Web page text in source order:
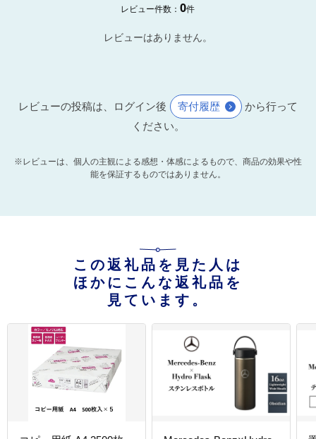
レビュー件数：0件
レビューはありません。
レビューの投稿は、ログイン後 寄付履歴
から行って
ください。
※レビューは、個人の主観による感想・体感によるもので、商品の効果や性
能を保証するものではありません。
この返礼品を見た人は
ほかにこんな返礼品を
見ています。